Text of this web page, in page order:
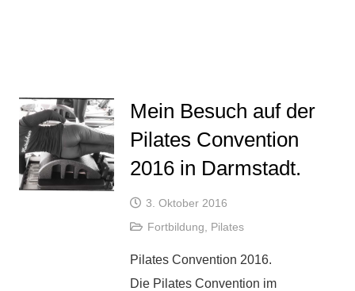
Mein Besuch auf der
Pilates Convention
2016 in Darmstadt.
3. Oktober 2016
Fortbildung, Pilates
Pilates Convention 2016.
Die Pilates Convention im